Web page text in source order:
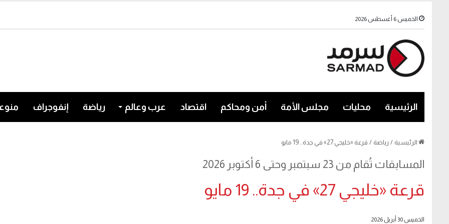
الخميس 6 أغسطس 2026
الرئيسية محليات مجلس الأمة أمن ومحاكم اقتصاد عرب وعالم رياضة إنفوجراف
الرئيسية / رياضة / قرعة «خليجي 27» في جدة.. 19 مايو
قرعة «خليجي 27» في جدة.. 19 مايو
المسابقات تُقام من 23 سبتمبر وحتى 6 أكتوبر 2026
الخميس 30 أبريل 2026